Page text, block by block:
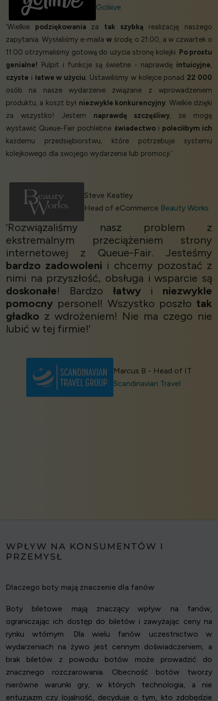
Goliiive
‘Wielkie podziękowaniaza tak szybką realizację naszego
zapytania. Wysłaliśmy e-mailaw środę o 21:00, a w czwartek o
11:00 otrzymaliśmy gotową do użycia stronę kolejki. Po prostu
genialne! Pulpit i funkcje są świetne - naprawdę intuicyjne,
czyste i łatwe w użyciu. Ustawiliśmy w kolejce ponad 22 000
osób na nasze wydarzenie związane z wprowadzeniem
produktu, a koszt był niezwykle konkurencyjny. Wielkie dzięki
za wszystko! Jestem naprawdę szczęśliwy, że mogę
wystawić Queue-Fair pochlebne świadectwoi poleciłbym ich
każdemu przedsiębiorstwu, które potrzebuje systemu
kolejkowego dla swojego wydarzenia lub promocji.’
Steve Keatley
Head of eCommerce Beauty Works
‘Rozwiązaliśmy nasz problem z
ekstremalnym przeciążeniem strony
internetowej z Queue-Fair. Jesteśmy
bardzo zadowoleni i chcemy pozostać z
nimi na przyszłość, obsługa i wsparcie są
doskonałe! Bardzo łatwyi niezwykle
pomocny personel! Wszystko poszło tak
gładko z wdrożeniem! Nie ma czego nie
lubić w tej firmie!’
Marcus B - Head of IT
Scandinavian Travel
WPŁYW NA KONSUMENTÓW I
PRZEMYSŁ
Dlaczego boty mają znaczenie dla fanów
Boty biletowe mają znaczący wpływ na fanów,
ograniczając ich dostęp do biletów i zawyżając ceny na
rynku wtórnym. Dla wielu fanów uczestnictwo w
wydarzeniach na żywo jest cennym doświadczeniem, a
brak biletów z powodu botów może prowadzić do
znacznego rozczarowania. Obecność botów tworzy
nierówne warunki gry, w których technologia, a nie
entuzjazm czy lojalność, decyduje o tym, kto zdobędzie